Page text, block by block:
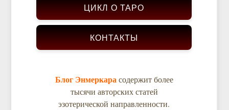
ЦИКЛ О ТАРО
КОНТАКТЫ
Блог Энмеркарасодержит более
тысячи авторских статей
эзотерической направленности.